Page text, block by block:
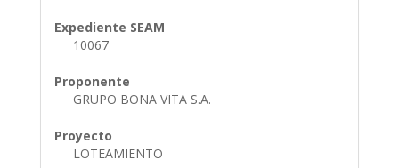
Expediente SEAM
10067
Proponente
GRUPO BONA VITA S.A.
Proyecto
LOTEAMIENTO